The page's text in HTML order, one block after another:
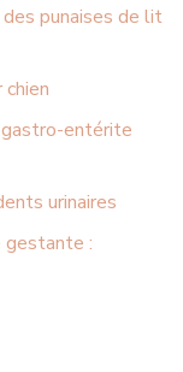
punaises de lit
entérite
urinaires
gestante :